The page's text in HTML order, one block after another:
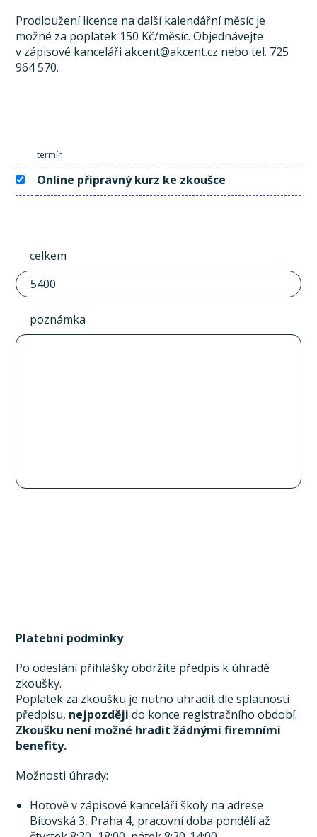
Prodloužení licence na další kalendářní měsíc je
možné za poplatek 150 Kč/měsíc. Objednávejte
v zápisové kancelářiakcent@akcent.cz nebo tel. 725
964 570.
termín
Online přípravný kurz ke zkoušce
celkem
poznámka
Platební podmínky
Po odeslání přihlášky obdržíte předpis k úhradě
zkoušky.
Poplatek za zkoušku je nutno uhradit dle splatnosti
předpisu, nejpozději do konce registračního období.
Zkoušku není možné hradit žádnými firemními
benefity.
Možnosti úhrady:
Hotově v zápisové kanceláři školy na adrese
Bítovská 3, Praha 4, pracovní doba pondělí až